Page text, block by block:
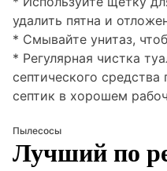
удалить пятна и
* Смывайте унитаз,
* Регулярная чистка
септического
септик в хорошем
Пылесосы
Лучший по